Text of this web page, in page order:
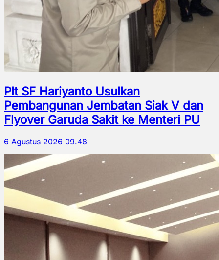
Plt SF Hariyanto Usulkan
Pembangunan Jembatan Siak V dan
Flyover Garuda Sakit ke Menteri PU
6 Agustus 2026 09.48